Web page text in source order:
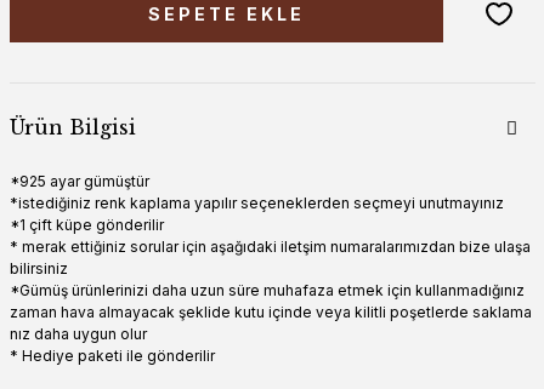
SEPETE EKLE
Ürün Bilgisi
*925 ayar gümüştür
*istediğiniz renk kaplama yapılır seçeneklerden seçmeyi unutmayınız
*1 çift küpe gönderilir
* merak ettiğiniz sorular için aşağıdaki iletşim numaralarımızdan bize ulaşa
bilirsiniz
*Gümüş ürünlerinizi daha uzun süre muhafaza etmek için kullanmadığınız
zaman hava almayacak şeklide kutu içinde veya kilitli poşetlerde saklama
nız daha uygun olur
* Hediye paketi ile gönderilir